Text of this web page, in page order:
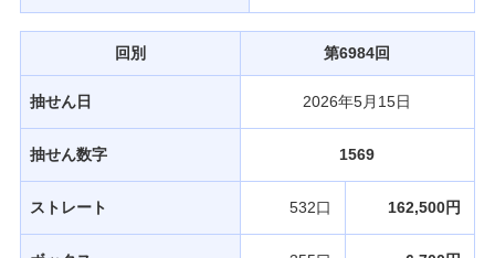
回別 第6984回
抽せん日 2026年5月15日
抽せん数字 1569
ストレート 532口 162,500円